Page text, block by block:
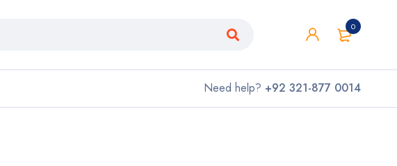
0
Need help? +92 321-877 0014